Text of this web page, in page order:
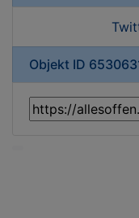
Objekt ID